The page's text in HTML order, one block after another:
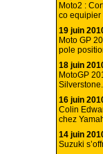
Moto2 :
co equipier
19 juin
Moto GP
pole
18 juin
MotoGP
Silverstone.
16 juin
Colin
chez
14 juin
Suzuki